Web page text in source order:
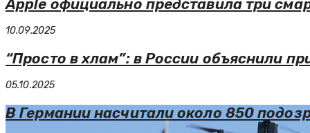
Apple официально представила три
10.09.2025
“Просто в хлам”: в России объяснили
05.10.2025
В Германии насчитали около 850